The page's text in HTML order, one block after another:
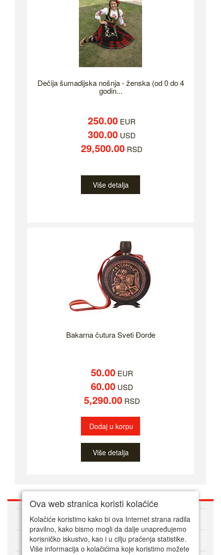
Dečija šumadijska nošnja - ženska (od 0 do 4
godin...
250.00 EUR
300.00 USD
29,500.00 RSD
Više detalja
Bakarna čutura Sveti Đorde
50.00EUR
60.00USD
5,290.00RSD
Dodaj u korpu
Više detalja
O nama
Kako kupovati online
Ova web stranica koristi kolačiće
Kolačiće koristimo kako bi ova Internet strana radila
pravilno, kako bismo mogli da dalje unapređujemo
korisničko iskustvo, kao i u cilju praćenja statistike.
Više informacija o kolačićima koje koristimo možete